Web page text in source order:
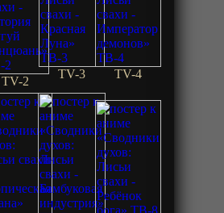
TV-2
TV-3 TV-4